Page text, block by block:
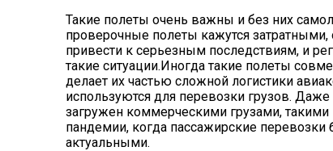
Такие полеты очень важны и без них
проверочные полеты кажутся
привести к серьезным последствиям, и
такие ситуации.Иногда такие полеты
делает их частью сложной логистики
используются для перевозки грузов.
загружен коммерческими грузами,
пандемии, когда пассажирские
актуальными.